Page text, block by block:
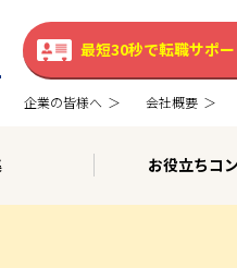
最短30秒で転職サポ
企業の皆様へ 会社概要
お役立ちコ